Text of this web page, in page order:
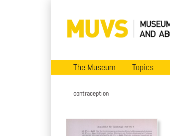
The Museum Topics
contraception